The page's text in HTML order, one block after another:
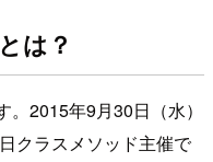
は？
2015年9月30日（水）
クラスメソッド主催で